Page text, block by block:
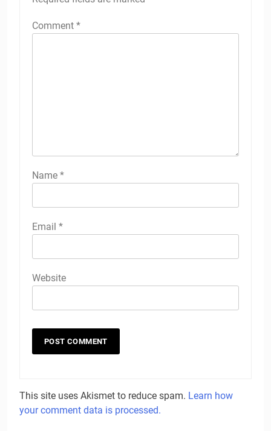
Comment *
Name *
Email *
Website
This site uses Akismet to reduce spam. Learn how
your comment data is processed.